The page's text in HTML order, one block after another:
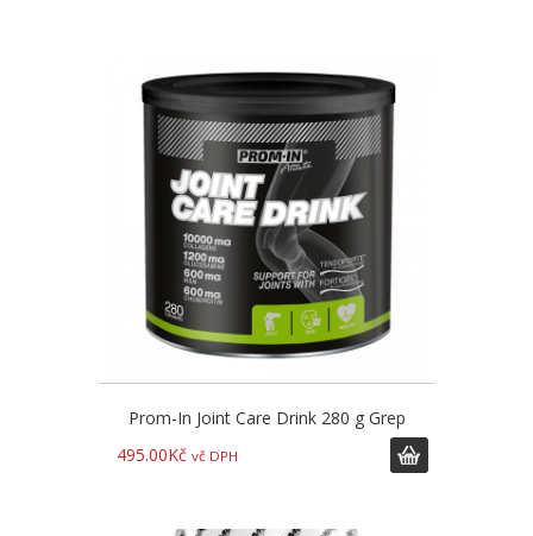
Prom-In Joint Care Drink 280 g Grep
495.00Kč vč DPH